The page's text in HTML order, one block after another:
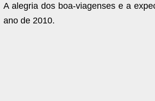
A alegria dos boa-viagenses e a
ano de 2010.